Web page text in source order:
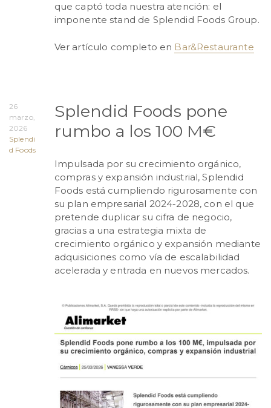
que captó toda nuestra atención: el
imponente stand de Splendid Foods Group.
Ver artículo completo en Bar&Restaurante
26
marzo,
2026
Splendi
d Foods
Splendid Foods pone
rumbo a los 100 M€
Impulsada por su crecimiento orgánico,
compras y expansión industrial, Splendid
Foods está cumpliendo rigurosamente con
su plan empresarial 2024-2028, con el que
pretende duplicar su cifra de negocio,
gracias a una estrategia mixta de
crecimiento orgánico y expansión mediante
adquisiciones como vía de escalabilidad
acelerada y entrada en nuevos mercados.